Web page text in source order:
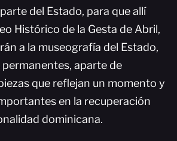
del Estado, para que allí
Histórico de la Gesta de Abril,
a la museografía del Estado,
aparte de
que reflejan un momento y
en la recuperación
dominicana.